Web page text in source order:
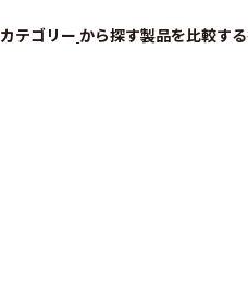
カテゴリー から探す製品を比較する